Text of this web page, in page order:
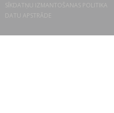
SĪKDATŅU IZMANTOŠANAS POLITIKA
DATU APSTRĀDE